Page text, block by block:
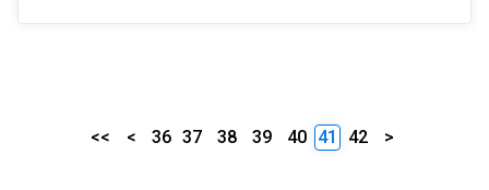
<< < 36 37 38 39 40 41 42 >